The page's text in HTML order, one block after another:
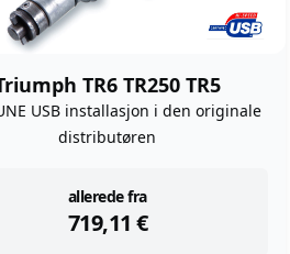
TR6 TR250 TR5
USB installasjon i den originale
distributøren
allerede fra
719,11 €
instock